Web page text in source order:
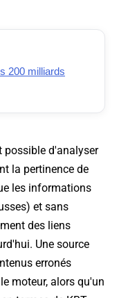
200 milliards
possible d'analyser
la pertinence de
les informations
et sans
des liens
Une source
erronés
moteur, alors qu'un